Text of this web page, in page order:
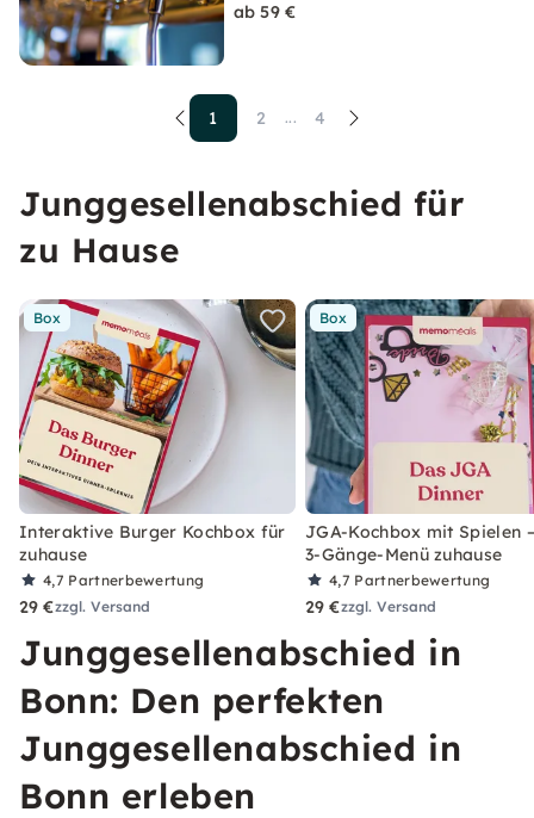
ab 59 €
1 2 ... 4
Junggesellenabschied für
zu Hause
Box
Interaktive Burger Kochbox für
zuhause
4,7 Partnerbewertung
29 €zzgl. Versand
Box
JGA-Kochbox mit Spielen
3-Gänge-Menü zuhause
4,7 Partnerbewertung
29 €zzgl. Versand
Junggesellenabschied in
Bonn: Den perfekten
Junggesellenabschied in
Bonn erleben